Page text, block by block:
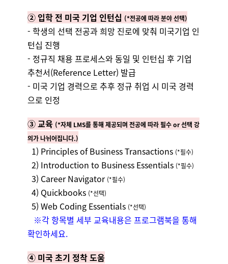
② 입학 전 미국 기업 인턴십 (*전공에 따라 분야 선택)
- 학생의 선택 전공과 희망 진로에 맞춰 미국기업 인
턴십 진행
- 정규직 채용 프로세스와 동일 및 인턴십 후 기업
추천서(Reference Letter) 발급
- 미국 기업 경력으로 추후 정규 취업 시 미국 경력
으로 인정
③ 교육 (*자체 LMS를 통해 제공되며 전공에 따라 필수 or 선택 강
의가 나뉘어집니다.)
1) Principles of Business Transactions (*필수)
2) Introduction to Business Essentials (*필수)
3) Career Navigator (*필수)
4) Quickbooks (*선택)
5) Web Coding Essentials (*선택)
※각 항목별 세부 교육내용은 프로그램북을 통해
확인하세요.
④ 미국 초기 정착 도움